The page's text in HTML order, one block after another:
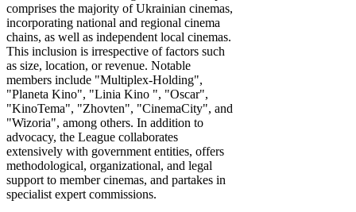
comprises the majority of Ukrainian cinemas,
incorporating national and regional cinema
chains, as well as independent local cinemas.
This inclusion is irrespective of factors such
as size, location, or revenue. Notable
members include "Multiplex-Holding",
"Planeta Kino", "Linia Kino ", "Oscar",
"KinoTema", "Zhovten", "CinemaCity", and
"Wizoria", among others. In addition to
advocacy, the League collaborates
extensively with government entities, offers
methodological, organizational, and legal
support to member cinemas, and partakes in
specialist expert commissions.